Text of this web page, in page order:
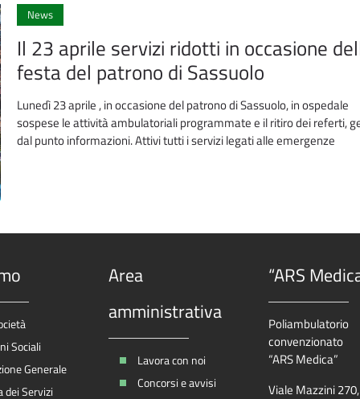
News
Il 23 aprile servizi ridotti in occasione
festa del patrono di Sassuolo
Lunedì 23 aprile , in occasione del patrono di Sassuolo, in ospedale
sospese le attività ambulatoriali programmate e il ritiro dei referti,
dal punto informazioni. Attivi tutti i servizi legati alle emergenze
Sociali
Generale
dei Servizi
Area
amministrativa
Lavora con noi
Concorsi e avvisi
“ARS
Poliambulatorio
convenzionato
“ARS Medica”
Viale Mazzini